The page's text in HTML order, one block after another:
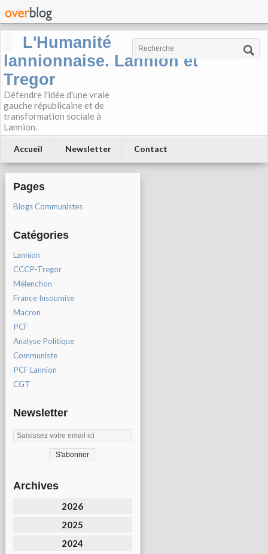
L'Humanité
lannionnaise. Lannion et
Tregor
Défendre l'idée d'une vraie
gauche républicaine et de
transformation sociale à
Lannion.
Accueil Newsletter Contact
Pages
Blogs Communistes
Catégories
Lannion
CCCP-Tregor
Mélenchon
France Insoumise
Macron
PCF
Analyse Politique
Communiste
PCF Lannion
CGT
Newsletter
Archives
2026
2025
2024